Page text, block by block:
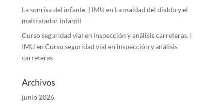
La sonrisa del infante. | IMU en La maldad del diablo y el
maltratador infantil
Curso seguridad vial en inspección y análisis carreteras. |
IMU en Curso seguridad vial en inspección y análisis
carreteras
Archivos
junio 2026